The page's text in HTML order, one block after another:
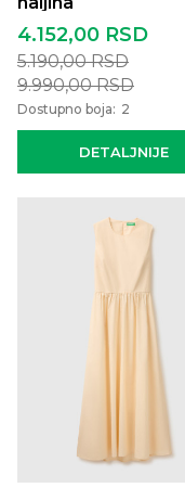
DETALJNIJE
4.152,00 RSD
5.190,00RSD
9.990,00RSD
Dostupno boja: 2